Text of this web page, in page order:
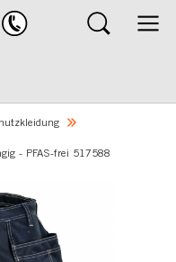
Produkten
- PFAS-frei 517588